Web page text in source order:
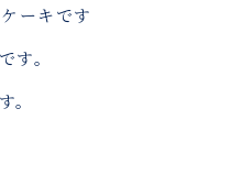
ーキです
す。
。